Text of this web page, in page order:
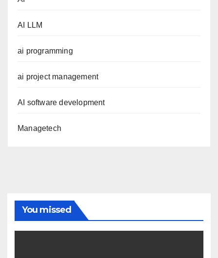
AI LLM
ai programming
ai project management
AI software development
Managetech
You missed